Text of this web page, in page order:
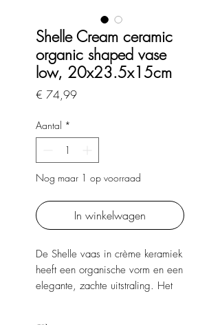
Shelle Cream ceramic
organic shaped vase
low, 20x23.5x15cm
€ 74,99Prijs
Aantal *
Nog maar 1 op voorraad
In winkelwagen
De Shelle vaas in crème keramiek
heeft een organische vorm en een
elegante, zachte uitstraling. Het